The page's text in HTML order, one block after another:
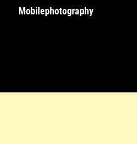
Mobilephotography